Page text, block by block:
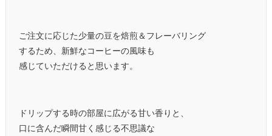
ご注文に応じた少量の豆を焙煎＆フレーバリング
するため、新鮮なコーヒーの風味も
感じていただけると思います。
ドリップする時の部屋に広がる甘い香りと、
口に含んだ瞬間甘く感じる不思議な